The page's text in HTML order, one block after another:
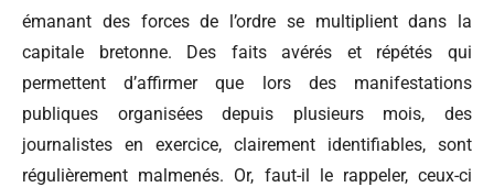
émanant des forces de l’ordre se multiplient dans la
capitale bretonne. Des faits avérés et répétés qui
permettent d’affirmer que lors des manifestations
publiques organisées depuis plusieurs mois, des
journalistes en exercice, clairement identifiables, sont
régulièrement malmenés. Or, faut-il le rappeler, ceux-ci